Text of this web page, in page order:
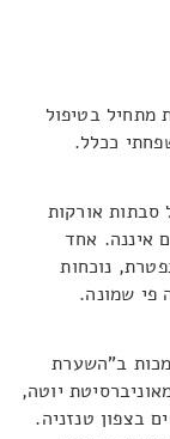
מתחיל בטיפול
ככלל.
סבתות אורקות
איננה. אחד
נוכחות
פי שמונה.
ב"השערת
יוטה,
בצפון טנזניה.